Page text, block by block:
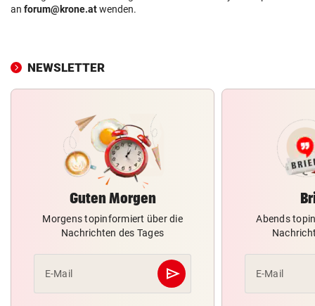
an forum@krone.atwenden.
NEWSLETTER
Guten Morgen
Morgens topinformiert über die
Nachrichten des Tages
E-Mail send
Abschicken
Abends
E-Mail